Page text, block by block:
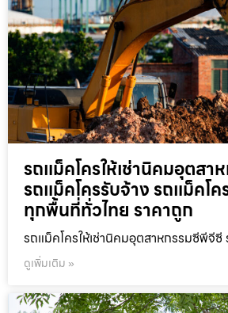
รถแม็คโครให้เช่านิคมอุตสา
รถแม็คโครรับจ้าง รถแม็คโค
ทุกพื้นที่ทั่วไทย ราคาถูก
รถแม็คโครให้เช่านิคมอุตสาหกรรมซีพีจีซี
ดูเพิ่มเติม »